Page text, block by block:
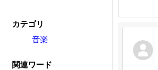
カテゴリ
音楽
関連ワード